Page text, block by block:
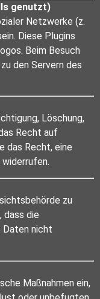
genutzt)
Netzwerke (z.
Diese Plugins
Beim Besuch
den Servern des
Löschung,
Recht auf
das Recht, eine
zu
dass die
Daten nicht
Maßnahmen ein,